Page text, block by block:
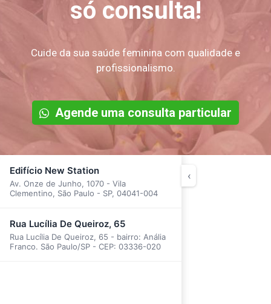
só consulta!
Cuide da sua saúde feminina com qualidade e
profissionalismo.
Agende uma consulta particular
Edifício New Station
Av. Onze de Junho, 1070 - Vila
Clementino, São Paulo - SP, 04041-004
Rua Lucília De Queiroz, 65
Rua Lucília De Queiroz, 65 - bairro: Anália
Franco. São Paulo/SP - CEP: 03336-020
‹